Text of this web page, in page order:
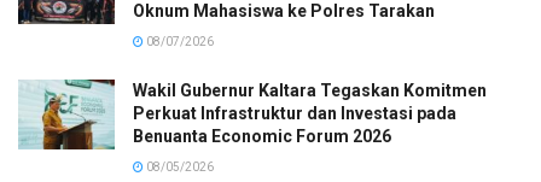
Oknum Mahasiswa ke Polres Tarakan
08/07/2026
Wakil Gubernur Kaltara Tegaskan Komitmen
Perkuat Infrastruktur dan Investasi pada
Benuanta Economic Forum 2026
08/05/2026